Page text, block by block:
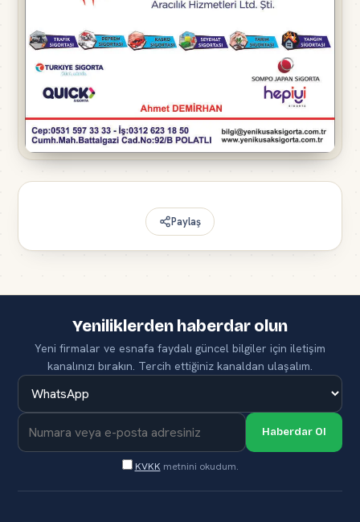
Paylaş
Yeniliklerden haberdar olun
Yeni firmalar ve esnafa faydalı güncel bilgiler için iletişim
kanalınızı bırakın. Tercih ettiğiniz kanaldan ulaşalım.
Haberdar Ol
KVKK metnini okudum.